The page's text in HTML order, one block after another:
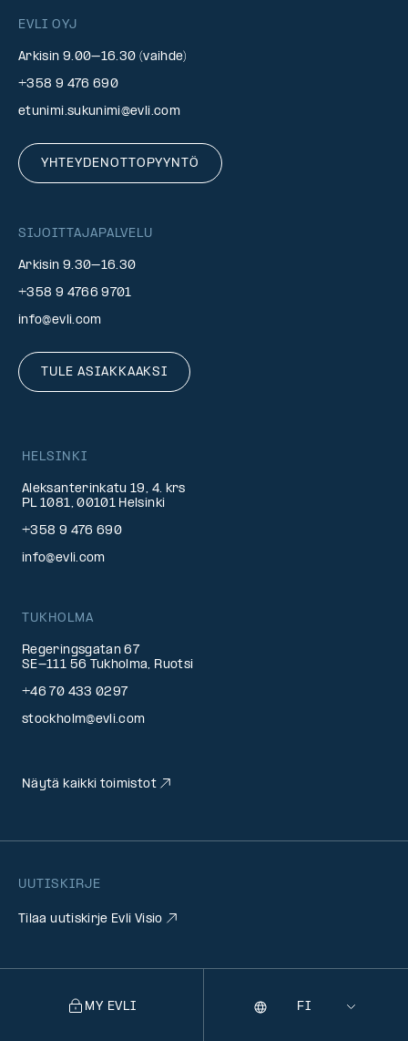
EVLI OYJ
Arkisin 9.00–16.30 (vaihde)
+358 9 476 690
etunimi.sukunimi@evli.com
YHTEYDENOTTOPYYNTÖ
SIJOITTAJAPALVELU
Arkisin 9.30–16.30
+358 9 4766 9701
info@evli.com
TULE ASIAKKAAKSI
UUTISKIRJE
Tilaa uutiskirje Evli Visio
HELSINKI
Aleksanterinkatu 19, 4. krs
PL 1081, 00101 Helsinki
+358 9 476 690
info@evli.com
TUKHOLMA
Regeringsgatan 67
SE-111 56 Tukholma, Ruotsi
+46 70 433 0297
stockholm@evli.com
Näytä kaikki toimistot
MY EVLI
Selecting
Kieli